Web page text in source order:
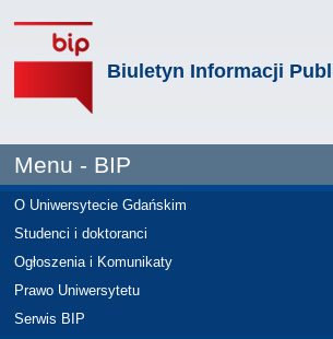
Biuletyn Informacji
Menu - BIP
O Uniwersytecie Gdańskim
Studenci i doktoranci
Ogłoszenia i Komunikaty
Prawo Uniwersytetu
Serwis BIP